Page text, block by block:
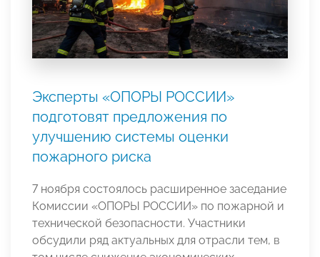
Эксперты «ОПОРЫ РОССИИ»
подготовят предложения по
улучшению системы оценки
пожарного риска
7 ноября состоялось расширенное заседание
Комиссии «ОПОРЫ РОССИИ» по пожарной и
технической безопасности. Участники
обсудили ряд актуальных для отрасли тем, в